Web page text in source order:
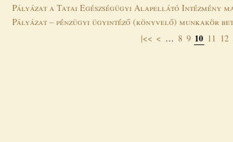
Pályázat a Tatai Egészségügyi Alapellátó Intézmény
Pályázat – pénzügyi ügyintéző (könyvelő) munkakör
|<< < … 8 9 10 11 12